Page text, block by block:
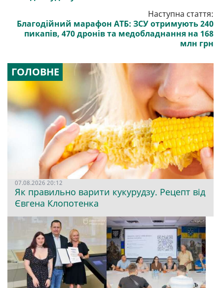
Наступна стаття:
Благодійний марафон АТБ: ЗСУ отримують 240
пикапів, 470 дронів та медобладнання на 168
млн грн
ГОЛОВНЕ
07.08.2026 20:12
Як правильно варити кукурудзу. Рецепт від
Євгена Клопотенка